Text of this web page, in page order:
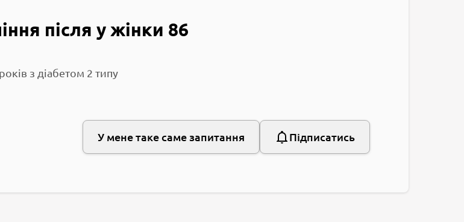
після у жінки 86
з діабетом 2 типу
У мене таке саме запитання Підписатись